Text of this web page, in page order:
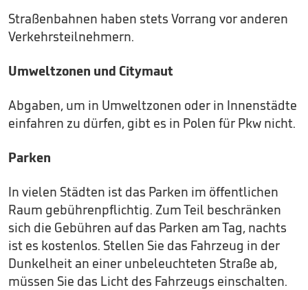
Straßenbahnen haben stets Vorrang vor anderen
Verkehrsteilnehmern.
Umweltzonen und Citymaut
Abgaben, um in Umweltzonen oder in Innenstädte
einfahren zu dürfen, gibt es in Polen für Pkw nicht.
Parken
In vielen Städten ist das Parken im öffentlichen
Raum gebührenpflichtig. Zum Teil beschränken
sich die Gebühren auf das Parken am Tag, nachts
ist es kostenlos. Stellen Sie das Fahrzeug in der
Dunkelheit an einer unbeleuchteten Straße ab,
müssen Sie das Licht des Fahrzeugs einschalten.